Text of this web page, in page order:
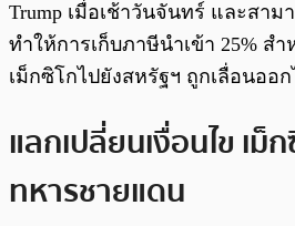
Trump เมื่อเช้าวันจันทร์ และสาม
ทำให้การเก็บภาษีนำเข้า 25% ส
เม็กซิโกไปยังสหรัฐฯ ถูกเลื่อนออ
แลกเปลี่ยนเงื่อนไข เม็
ทหารชายแดน